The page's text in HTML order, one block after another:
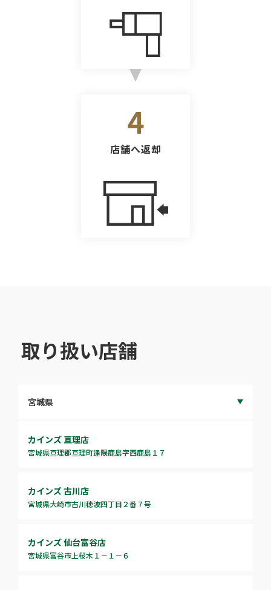
4
店舗へ返却
取り扱い店舗
カインズ 亘理店
宮城県亘理郡亘理町逢隈鹿島字西鹿島１７
カインズ 古川店
宮城県大崎市古川穂波四丁目２番７号
カインズ 仙台富谷店
宮城県富谷市上桜木１－１－６